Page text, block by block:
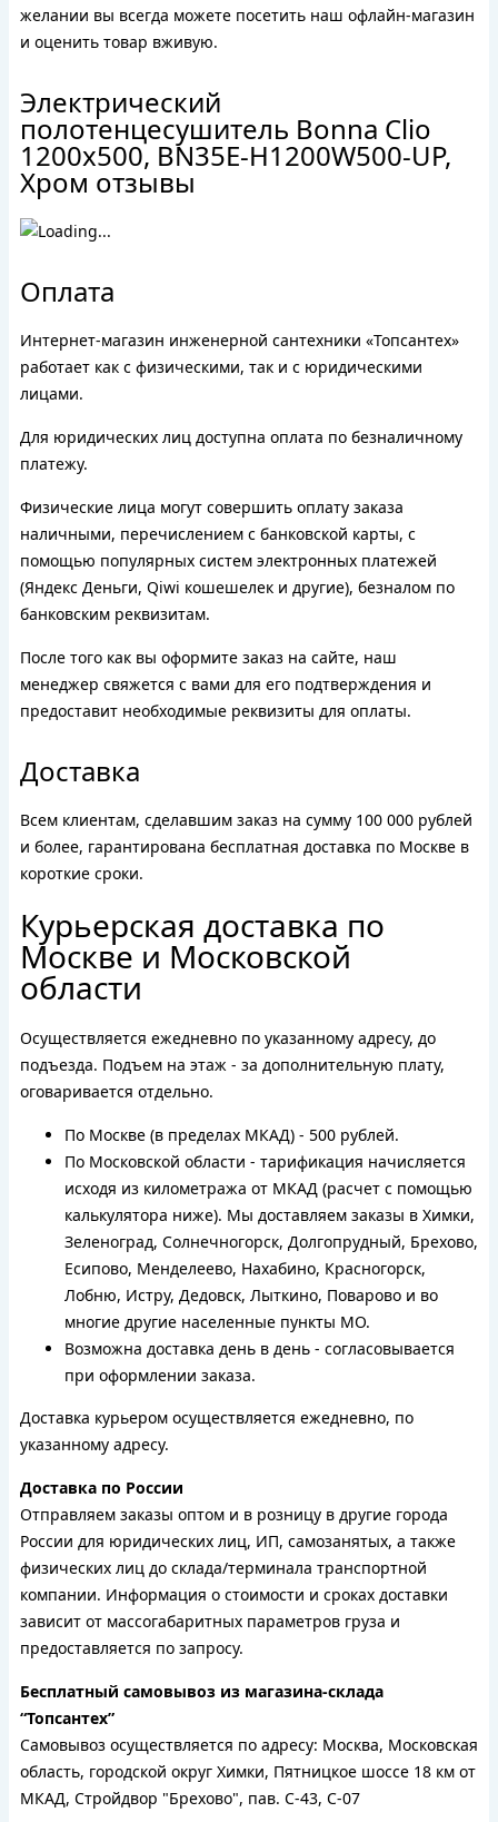
желании вы всегда можете посетить наш офлайн-магазин
и оценить товар вживую.
Электрический
полотенцесушитель Bonna Clio
1200x500, BN35E-H1200W500-UP,
Хром отзывы
Оплата
Интернет-магазин инженерной сантехники «Топсантех»
работает как с физическими, так и с юридическими
лицами.
Для юридических лиц доступна оплата по безналичному
платежу.
Физические лица могут совершить оплату заказа
наличными, перечислением с банковской карты, с
помощью популярных систем электронных платежей
(Яндекс Деньги, Qiwi кошешелек и другие), безналом по
банковским реквизитам.
После того как вы оформите заказ на сайте, наш
менеджер свяжется с вами для его подтверждения и
предоставит необходимые реквизиты для оплаты.
Доставка
Всем клиентам, сделавшим заказ на сумму 100 000 рублей
и более, гарантирована бесплатная доставка по Москве в
короткие сроки.
Курьерская доставка по
Москве и Московской
области
Осуществляется ежедневно по указанному адресу, до
подъезда. Подъем на этаж - за дополнительную плату,
оговаривается отдельно.
По Москве (в пределах МКАД) - 500 рублей.
По Московской области - тарификация начисляется
исходя из километража от МКАД (расчет с помощью
калькулятора ниже). Мы доставляем заказы в Химки,
Зеленоград, Солнечногорск, Долгопрудный, Брехово,
Есипово, Менделеево, Нахабино, Красногорск,
Лобню, Истру, Дедовск, Лыткино, Поварово и во
многие другие населенные пункты МО.
Возможна доставка день в день - согласовывается
при оформлении заказа.
Доставка курьером осуществляется ежедневно, по
указанному адресу.
Доставка по России
Отправляем заказы оптом и в розницу в другие города
России для юридических лиц, ИП, самозанятых, а также
физических лиц до склада/терминала транспортной
компании. Информация о стоимости и сроках доставки
зависит от массогабаритных параметров груза и
предоставляется по запросу.
Бесплатный самовывоз из магазина-склада
“Топсантех”
Самовывоз осуществляется по адресу: Москва, Московская
область, городской округ Химки, Пятницкое шоссе 18 км от
МКАД, Стройдвор "Брехово", пав. С-43, С-07